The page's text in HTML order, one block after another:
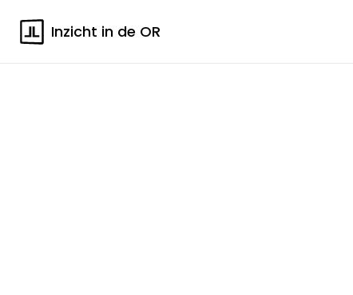
Inzicht in de OR